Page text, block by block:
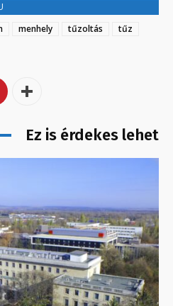
menhely tűzoltás tűz
Ez is érdekes lehet